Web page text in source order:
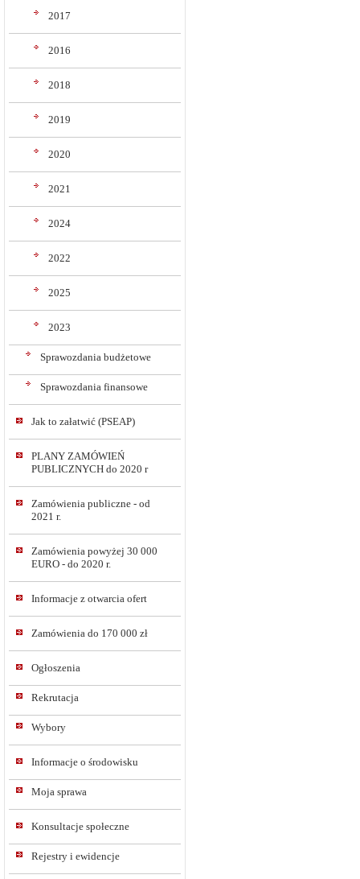
2017
2016
2018
2019
2020
2021
2024
2022
2025
2023
Sprawozdania budżetowe
Sprawozdania finansowe
Jak to załatwić (PSEAP)
PLANY ZAMÓWIEŃ
PUBLICZNYCH do 2020 r
Zamówienia publiczne - od
2021 r.
Zamówienia powyżej 30 000
EURO - do 2020 r.
Informacje z otwarcia ofert
Zamówienia do 170 000 zł
Ogłoszenia
Rekrutacja
Wybory
Informacje o środowisku
Moja sprawa
Konsultacje społeczne
Rejestry i ewidencje